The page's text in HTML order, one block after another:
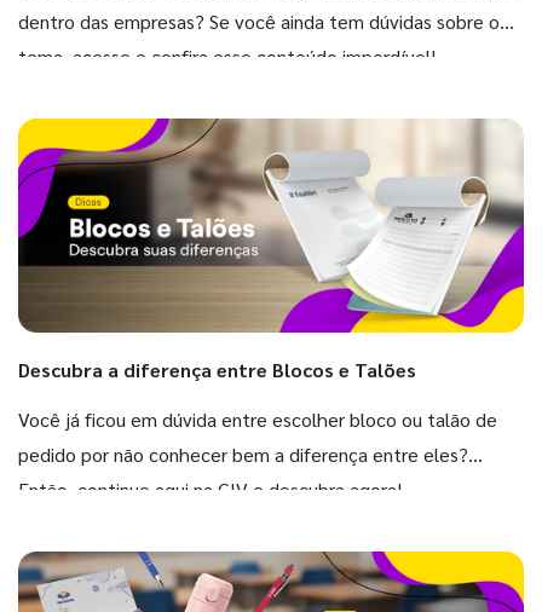
dentro das empresas? Se você ainda tem dúvidas sobre o
tema, acesse e confira esse conteúdo imperdível!
Descubra a diferença entre Blocos e Talões
Você já ficou em dúvida entre escolher bloco ou talão de
pedido por não conhecer bem a diferença entre eles?
Então, continue aqui na GIV e descubra agora!